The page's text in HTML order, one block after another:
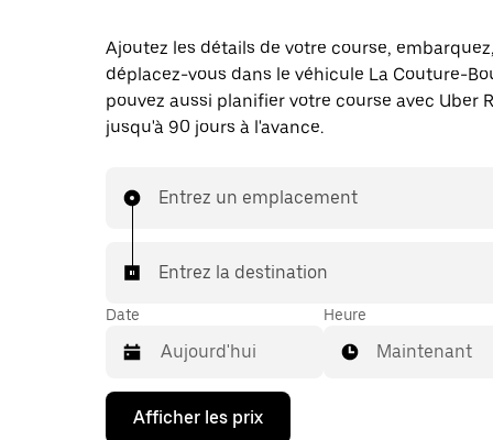
Ajoutez les détails de votre course,
déplacez-vous dans le véhicule La Couture-
pouvez aussi planifier votre course avec Uber
jusqu'à 90 jours à l'avance.
Entrez un emplacement
Entrez la destination
Date
Appuyez
Heure
Maintenant
Afficher les prix